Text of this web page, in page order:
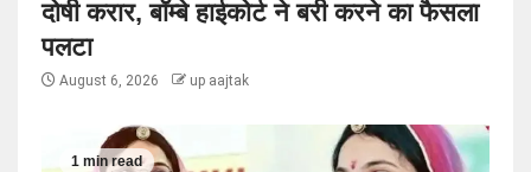
दोषी करार, बॉम्बे हाईकोर्ट ने बरी करने का फैसला
पलटा
August 6, 2026 up aajtak
1 min read